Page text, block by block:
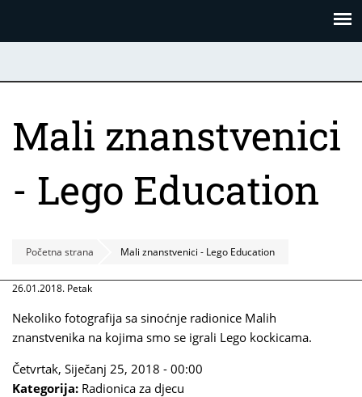
Mali znanstvenici
- Lego Education
Početna strana Mali znanstvenici - Lego Education
26.01.2018. Petak
Nekoliko fotografija sa sinoćnje radionice Malih
znanstvenika na kojima smo se igrali Lego kockicama.
Četvrtak, Siječanj 25, 2018 - 00:00
Kategorija: Radionica za djecu